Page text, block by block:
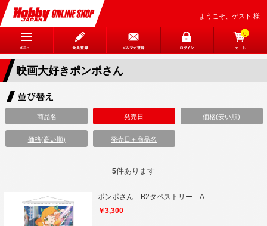
ようこそ、ゲスト 様
0
映画大好きポンポさん
商品名 発売日 価格(安い順)
価格(高い順) 発売日＋商品名
5件あります
ポンポさん B2タペストリー A
￥3,300